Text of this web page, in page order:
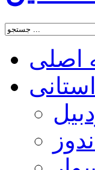
اصلی
استانی